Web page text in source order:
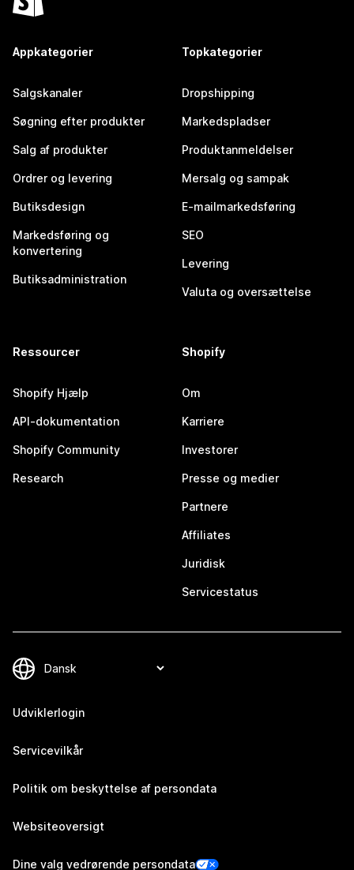
Appkategorier
Salgskanaler
Søgning efter produkter
Salg af produkter
Ordrer og levering
Butiksdesign
Markedsføring og
konvertering
Butiksadministration
Topkategorier
Dropshipping
Markedspladser
Produktanmeldelser
Mersalg og sampak
E-mailmarkedsføring
SEO
Levering
Valuta og oversættelse
Ressourcer
Shopify Hjælp
API-dokumentation
Shopify Community
Research
Shopify
Om
Karriere
Investorer
Presse og medier
Partnere
Affiliates
Juridisk
Servicestatus
Udviklerlogin
Servicevilkår
Politik om beskyttelse af persondata
Websiteoversigt
Dine valg vedrørende persondata